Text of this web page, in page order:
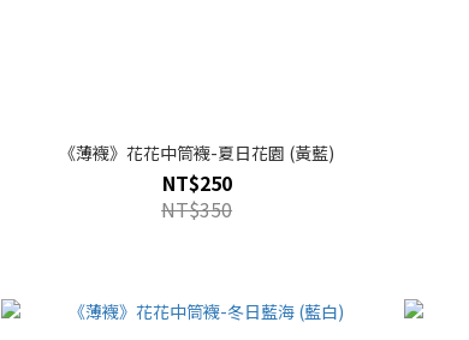
《薄襪》花花中筒襪-夏日花園 (黃藍)
NT$250
NT$350